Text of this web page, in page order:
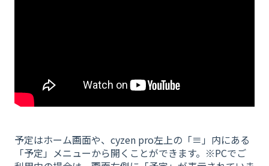
予定はホーム画面や、cyzen pro左上の「≡」内にある
「予定」メニューから開くことができます。※PCでご